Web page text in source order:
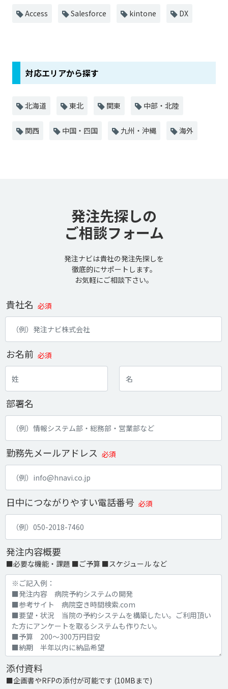
Access Salesforce kintone DX
対応エリアから探す
北海道 東北 関東 中部・北陸
関西 中国・四国 九州・沖縄 海外
発注先探しの
ご相談フォーム
発注ナビは貴社の発注先探しを
徹底的にサポートします。
お気軽にご相談下さい。
貴社名 必須
お名前 必須
部署名
勤務先メールアドレス 必須
日中につながりやすい電話番号 必須
発注内容概要
■必要な機能・課題 ■ご予算 ■スケジュール など
添付資料
■企画書やRFPの添付が可能です (10MBまで)